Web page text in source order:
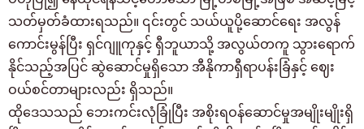
သတ်မှတ်ခံထားရသည်။ ၎င်းတွင် သယ်ယူပို့ဆောင်ရေး အလွန်
ကောင်းမွန်ပြီး ရှင်ဂျူကုနှင့် ရှီဘူယာသို့ အလွယ်တကူ သွားရောက်
နိုင်သည့်အပြင် ဆွဲဆောင်မှုရှိသော အီနိုကာရှီရာပန်းခြံနှင့် ဈေး
ဝယ်စင်တာများလည်း ရှိသည်။
ထိုဒေသသည် ဘေးကင်းလုံခြုံပြီး အစိုးရဝန်ဆောင်မှုအမျိုးမျိုးရှိ